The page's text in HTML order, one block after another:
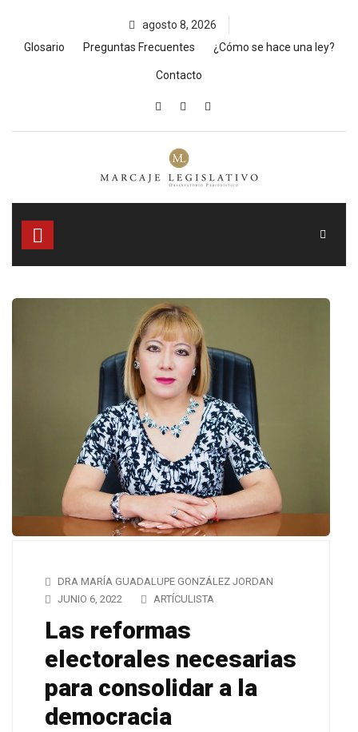
content
agosto 8, 2026
Glosario
Preguntas Frecuentes ¿Cómo se hace una ley?
Contacto
DRA MARÍA GUADALUPE GONZÁLEZ JORDAN
JUNIO 6, 2022
ARTÍCULISTA
Las reformas
electorales necesarias
para consolidar a la
democracia